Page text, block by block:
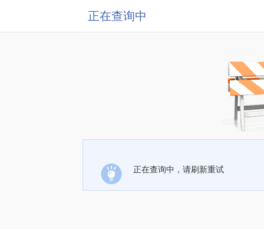
正在查询中
正在查询中，请刷新重试